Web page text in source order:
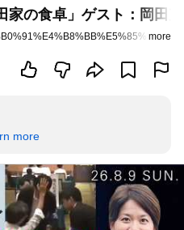
家の食卓」ゲスト：岡田
cdp
more
more